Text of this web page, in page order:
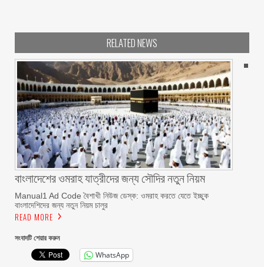
RELATED NEWS
বাংলাদেশের ওমরাহ যাত্রীদের জন্য সৌদির নতুন নিয়ম
Manual1 Ad Code বৈশাখী নিউজ ডেস্ক: ওমরাহ করতে যেতে ইচ্ছুক
বাংলাদেশিদের জন্য নতুন নিয়ম চালুর
READ MORE
সংবাদটি শেয়ার করুন
WhatsApp